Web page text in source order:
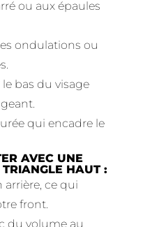
ou aux épaules
ondulations ou
bas du visage
qui encadre le
AVEC UNE
HAUT :
arrière, ce qui
front.
du volume au